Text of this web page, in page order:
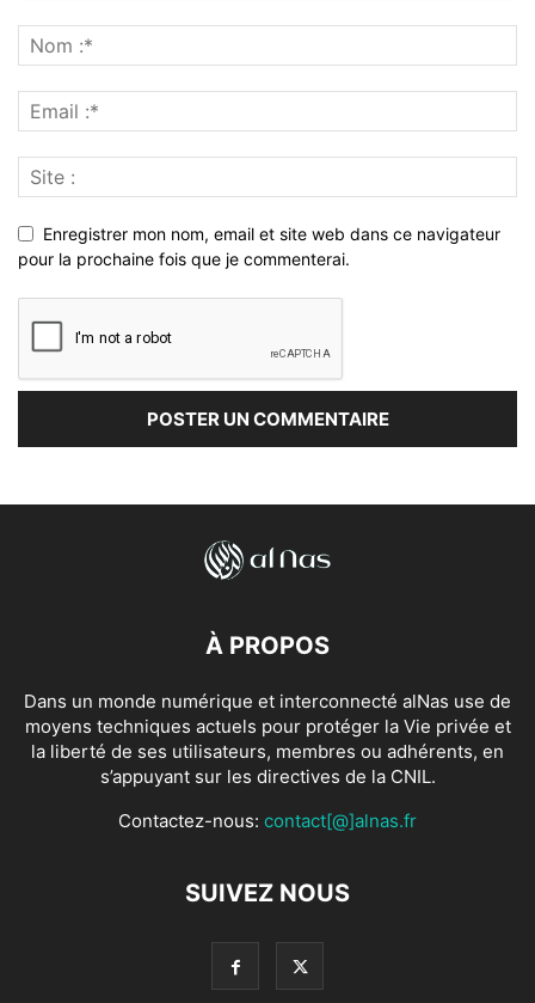
Enregistrer mon nom, email et site web dans ce navigateur
pour la prochaine fois que je commenterai.
À PROPOS
Dans un monde numérique et interconnecté alNas use de
moyens techniques actuels pour protéger la Vie privée et
la liberté de ses utilisateurs, membres ou adhérents, en
s’appuyant sur les directives de la CNIL.
Contactez-nous: contact[@]alnas.fr
SUIVEZ NOUS